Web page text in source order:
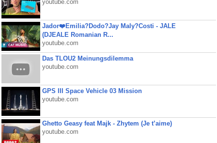
youtube.com
Jador❤️Emilia?Dodo?Jay Maly?Costi - JALE
(DJEALE Romanian R...
youtube.com
Das TLOU2 Meinungsdilemma
youtube.com
GPS III Space Vehicle 03 Mission
youtube.com
Ghetto Geasy feat Majk - Zhytem (Je t’aime)
youtube.com